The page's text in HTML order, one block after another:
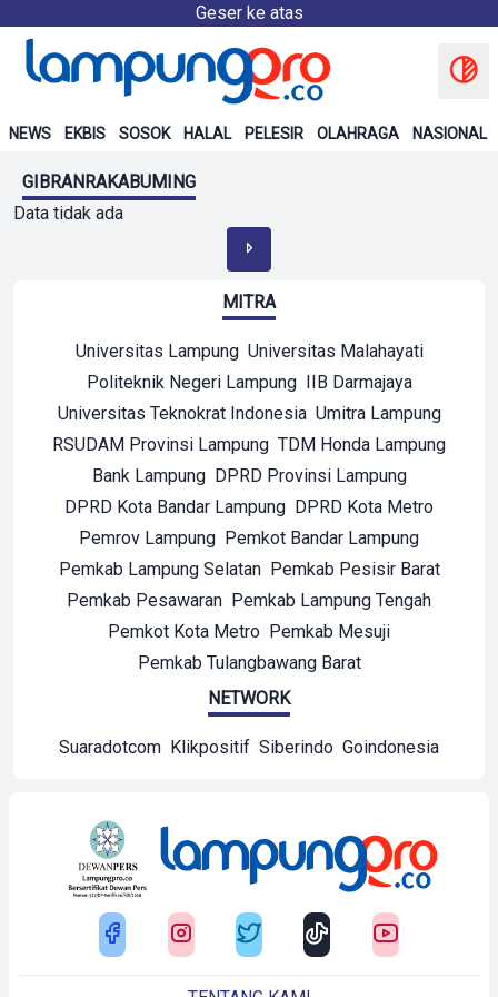
Geser ke atas
NEWS EKBIS SOSOK HALAL PELESIR OLAHRAGA NASIONAL
GIBRANRAKABUMING
Data tidak ada
MITRA
Universitas Lampung Universitas Malahayati
Politeknik Negeri Lampung IIB Darmajaya
Universitas Teknokrat Indonesia Umitra Lampung
RSUDAM Provinsi Lampung TDM Honda Lampung
Bank Lampung DPRD Provinsi Lampung
DPRD Kota Bandar Lampung DPRD Kota Metro
Pemrov Lampung Pemkot Bandar Lampung
Pemkab Lampung Selatan Pemkab Pesisir Barat
Pemkab Pesawaran Pemkab Lampung Tengah
Pemkot Kota Metro Pemkab Mesuji
Pemkab Tulangbawang Barat
NETWORK
Suaradotcom Klikpositif Siberindo Goindonesia